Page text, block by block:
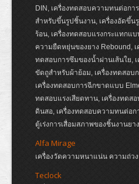
DIN, เครื่องทดสอบความทนต่อกา
สำหรับขึ้นรูปชิ้นงาน, เครื่องอัดขึ้น
ร้อน, เครื่องทดสอบแรงกระแทกแบ
ความยืดหยุ่นของยาง Rebound, เ
ทดสอบการซึมของน้ำผ่านเส้นใย,
ขัดถูสำหรับผ้าย้อม, เครื่องทดสอ
เครื่องทดสอบการฉีกขาดแบบ
ทดสอบแรงเสียดทาน, เครื่องทดส
ดินสอ, เครื่องทดสอบความทนต่อ
ตู้เร่งการเสื่อมสภาพของชิ้นงานย
Alfa Mirage
เครื่องวัดความหนาแน่น ความถ่วง
Teclock